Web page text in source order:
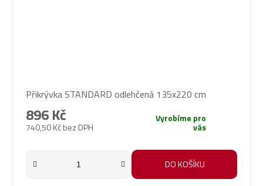
Přikrývka STANDARD odlehčená 135x220 cm
740,50 Kč bez DPH
896 Kč Vyrobíme pro
vás
DO KOŠÍKU